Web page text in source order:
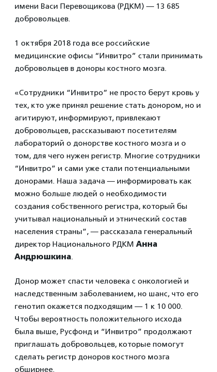
имени Васи Перевощикова (РДКМ) — 13 685
добровольцев.
1 октября 2018 года все российские
медицинские офисы “Инвитро” стали принимать
добровольцев в доноры костного мозга.
«Сотрудники “Инвитро” не просто берут кровь у
тех, кто уже принял решение стать донором, но и
агитируют, информируют, привлекают
добровольцев, рассказывают посетителям
лабораторий о донорстве костного мозга и о
том, для чего нужен регистр. Многие сотрудники
“Инвитро” и сами уже стали потенциальными
донорами. Наша задача — информировать как
можно больше людей о необходимости
создания собственного регистра, который бы
учитывал национальный и этнический состав
населения страны”, — рассказала генеральный
директор Национального РДКМ Анна
Андрюшкина.
Донор может спасти человека с онкологией и
наследственным заболеванием, но шанс, что его
генотип окажется подходящим — 1 к 10 000.
Чтобы вероятность положительного исхода
была выше, Русфонд и “Инвитро” продолжают
приглашать добровольцев, которые помогут
сделать регистр доноров костного мозга
обширнее.